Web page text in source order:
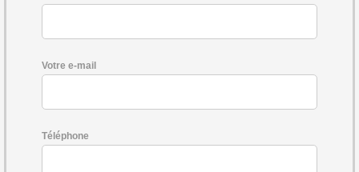
Votre e-mail
Téléphone